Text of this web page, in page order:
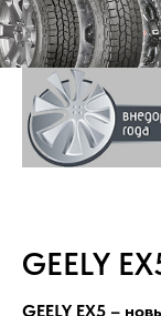
GEELY
GEELY EX5 –